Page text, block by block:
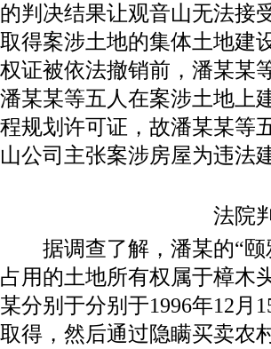
的判决结果让观音山无法接
取得案涉土地的集体土地建
权证被依法撤销前，潘某某
潘某某等五人在案涉土地上
程规划许可证，故潘某某等
山公司主张案涉房屋为违法
法院
据调查了解，潘某的“颐
占用的土地所有权属于樟木
某分别于分别于1996年12月
取得，然后通过隐瞒买卖农